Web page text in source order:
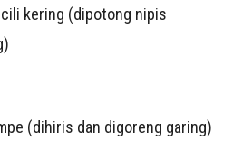
kering (dipotong nipis
(dihiris dan digoreng garing)